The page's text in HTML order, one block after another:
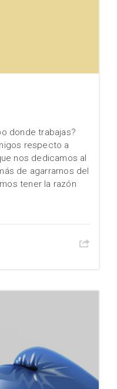
donde trabajas?
respecto a
nos dedicamos al
de agarrarnos del
tener la razón